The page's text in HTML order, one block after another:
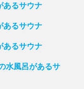
あるサウナ
あるサウナ
あるサウナ
水風呂があるサ